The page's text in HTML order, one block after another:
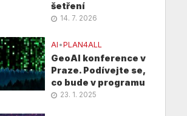
šetření
14. 7. 2026
AI •PLAN4ALL
GeoAI konference v
Praze. Podívejte se,
co bude v programu
23. 1. 2025